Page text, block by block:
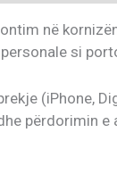
në
si
(iPhone,
përdorimin